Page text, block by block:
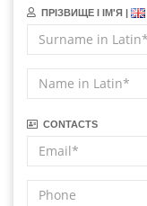
ПРІЗВИЩЕ І ІМ'Я |
CONTACTS